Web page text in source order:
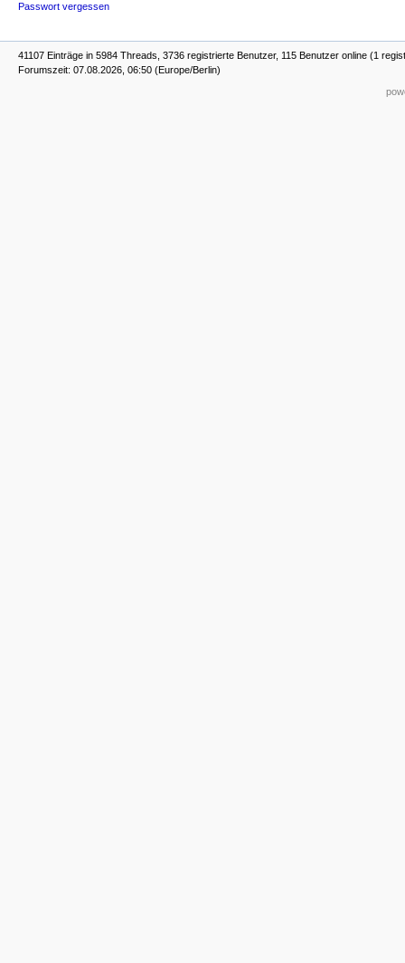
Passwort vergessen
41107 Einträge in 5984 Threads, 3736 registrierte Benutzer, 115 Benutzer online (1
Forumszeit: 07.08.2026, 06:50 (Europe/Berlin)